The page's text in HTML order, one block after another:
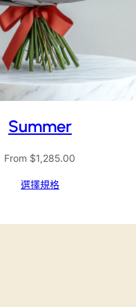
Summer
From$1,285.00
選擇規格